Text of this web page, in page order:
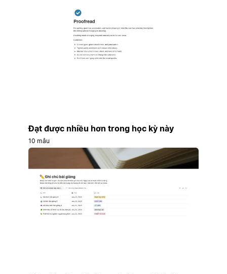
Đạt được nhiều hơn trong học kỳ này
10 mẫu